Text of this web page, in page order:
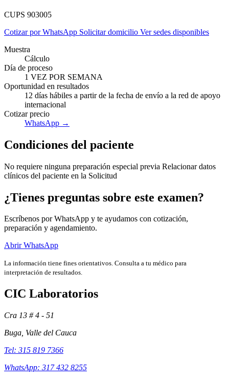
Empresas
CUPS 903005
Cotizar por WhatsApp Solicitar domicilio Ver sedes disponibles
Muestra
Cálculo
Día de proceso
1 VEZ POR SEMANA
Oportunidad en resultados
12 días hábiles a partir de la fecha de envío a la red de apoyo
internacional
Cotizar precio
WhatsApp →
Condiciones del paciente
No requiere ninguna preparación especial previa Relacionar datos
clínicos del paciente en la Solicitud
¿Tienes preguntas sobre este examen?
Escríbenos por WhatsApp y te ayudamos con cotización,
preparación y agendamiento.
Abrir WhatsApp
La información tiene fines orientativos. Consulta a tu médico para
interpretación de resultados.
CIC Laboratorios
Cra 13 # 4 - 51
Buga, Valle del Cauca
Tel: 315 819 7366
WhatsApp: 317 432 8255